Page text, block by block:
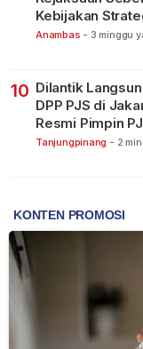
Kebijakan
Anambas - 3 minggu
10 Dilantik
DPP PJS di
Resmi Pimpin
Bintan
Tanjungpinang - 2